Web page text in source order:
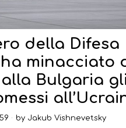
della Difesa
minacciato
Bulgaria gli
by Jakub Vishnevetsky